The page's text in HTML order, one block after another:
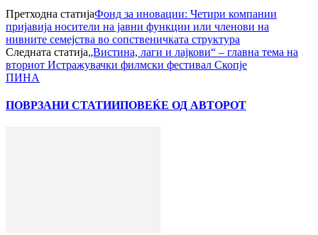
Претходна статијаФонд за иновации: Четири компании
пријавија носители на јавни функции или членови на
нивните сeмејства во сопственичката структура
Следната статија„Вистина, лаги и лајкови“ – главна тема на
вториот Истражувачки филмски фестивал Скопје
ПИНА
ПОВРЗАНИ СТАТИИПОВЕЌЕ ОД АВТОРОТ